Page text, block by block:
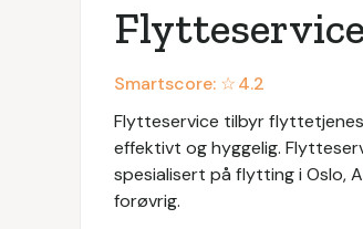
Flytteservice
Smartscore: ☆4.2
Flytteservice tilbyr
effektivt og hyggelig.
spesialisert på flytting i Oslo,
forøvrig.